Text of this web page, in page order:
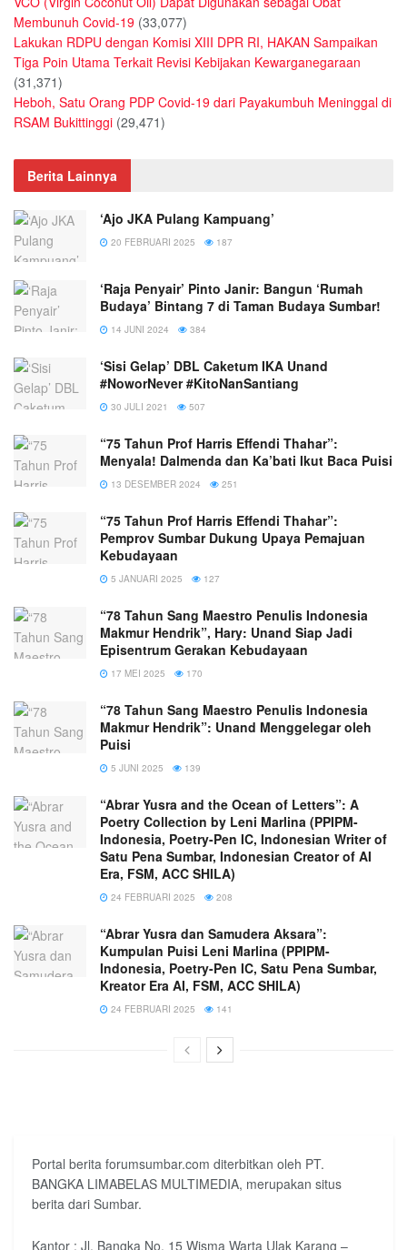
Membunuh Covid-19 (33,077)
Lakukan RDPU dengan Komisi XIII DPR RI, HAKAN Sampaikan
Tiga Poin Utama Terkait Revisi Kebijakan Kewarganegaraan
(31,371)
Heboh, Satu Orang PDP Covid-19 dari Payakumbuh Meninggal di
RSAM Bukittinggi (29,471)
Berita Lainnya
‘Ajo JKA Pulang Kampuang’
20 FEBRUARI 2025 187
‘Raja Penyair’ Pinto Janir: Bangun ‘Rumah
Budaya’ Bintang 7 di Taman Budaya Sumbar!
14 JUNI 2024 384
‘Sisi Gelap’ DBL Caketum IKA Unand
#NoworNever #KitoNanSantiang
30 JULI 2021 507
“75 Tahun Prof Harris Effendi Thahar”:
Menyala! Dalmenda dan Ka’bati Ikut Baca Puisi
13 DESEMBER 2024 251
“75 Tahun Prof Harris Effendi Thahar”:
Pemprov Sumbar Dukung Upaya Pemajuan
Kebudayaan
5 JANUARI 2025 127
“78 Tahun Sang Maestro Penulis Indonesia
Makmur Hendrik”, Hary: Unand Siap Jadi
Episentrum Gerakan Kebudayaan
17 MEI 2025 170
“78 Tahun Sang Maestro Penulis Indonesia
Makmur Hendrik”: Unand Menggelegar oleh
Puisi
5 JUNI 2025 139
“Abrar Yusra and the Ocean of Letters”: A
Poetry Collection by Leni Marlina (PPIPM-
Indonesia, Poetry-Pen IC, Indonesian Writer of
Satu Pena Sumbar, Indonesian Creator of AI
Era, FSM, ACC SHILA)
24 FEBRUARI 2025 208
“Abrar Yusra dan Samudera Aksara”:
Kumpulan Puisi Leni Marlina (PPIPM-
Indonesia, Poetry-Pen IC, Satu Pena Sumbar,
Kreator Era AI, FSM, ACC SHILA)
24 FEBRUARI 2025 141
Portal berita forumsumbar.com diterbitkan oleh PT.
BANGKA LIMABELAS MULTIMEDIA, merupakan situs
berita dari Sumbar.
Kantor : Jl. Bangka No. 15 Wisma Warta Ulak Karang –